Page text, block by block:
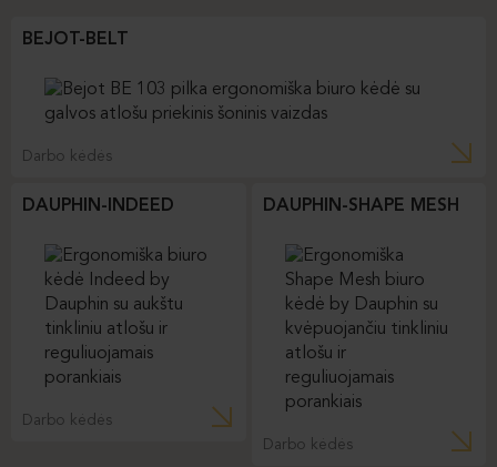
BEJOT-BELT
Darbo kėdės
DAUPHIN-INDEED
Darbo kėdės
DAUPHIN-SHAPE MESH
Darbo kėdės